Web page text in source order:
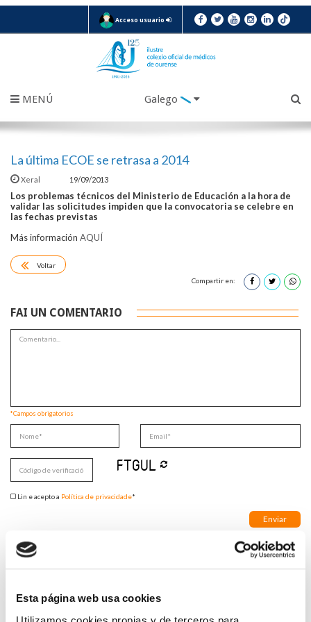
Esta página web usa cookies
Acceso usuario
MENÚ Galego
La última ECOE se retrasa a 2014
Xeral 19/09/2013
Los problemas técnicos del Ministerio de Educación a la hora de
validar las solicitudes impiden que la convocatoria se celebre en
las fechas previstas
Más información AQUÍ
Voltar
Compartir en:
FAI UN COMENTARIO
*Campos obrigatorios
Lin e acepto a Política de privacidade*
DESTACADAS
LABOR DE LOS TUTORES DE RESIDENTES
06/08/2026